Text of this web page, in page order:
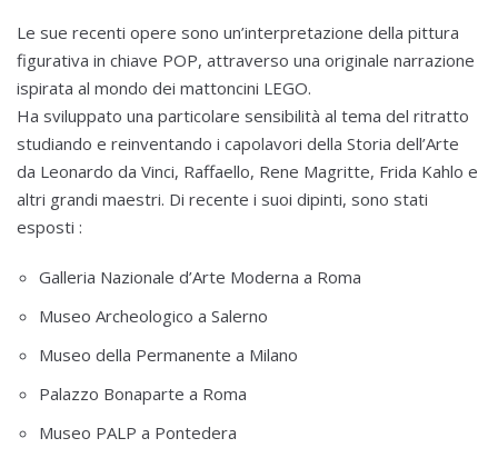
Le sue recenti opere sono un’interpretazione della pittura
figurativa in chiave POP, attraverso una originale narrazione
ispirata al mondo dei mattoncini LEGO.
Ha sviluppato una particolare sensibilità al tema del ritratto
studiando e reinventando i capolavori della Storia dell’Arte
da Leonardo da Vinci, Raffaello, Rene Magritte, Frida Kahlo e
altri grandi maestri. Di recente i suoi dipinti, sono stati
esposti :
Galleria Nazionale d’Arte Moderna a Roma
Museo Archeologico a Salerno
Museo della Permanente a Milano
Palazzo Bonaparte a Roma
Museo PALP a Pontedera